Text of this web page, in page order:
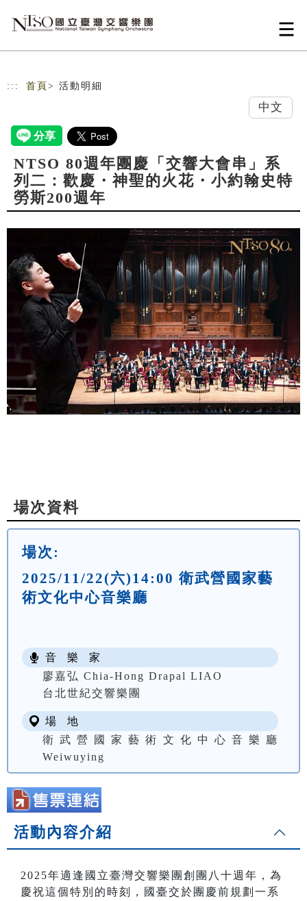
::: 首頁 > 活動明細
中文
NTSO 80週年團慶「交響大會串」系
列二：歡慶・神聖的火花・小約翰史特
勞斯200週年
場次資料
場次:
2025/11/22(六)14:00 衛武營國家藝
術文化中心音樂廳
音 樂 家
廖嘉弘 Chia-Hong Drapal LIAO
台北世紀交響樂團
場 地
衛武營國家藝術文化中心音樂廳
Weiwuying
活動內容介紹
2025年適逢國立臺灣交響樂團創團八十週年，為
慶祝這個特別的時刻，國臺交於團慶前規劃一系